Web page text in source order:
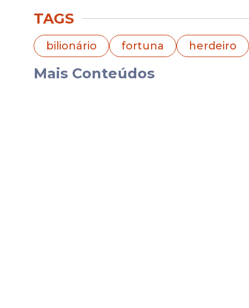
A ausência de um herdeiro público
empresa e o gerenciamento de sua
Comando da
TAGS
bilionário fortuna herdeiro
Mais Conteúdos